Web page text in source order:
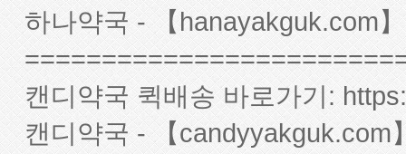
하나약국 - 【hanayakguk.com】
캔디약국 퀵배송 바로가기:
캔디약국 - 【candyyakguk.com